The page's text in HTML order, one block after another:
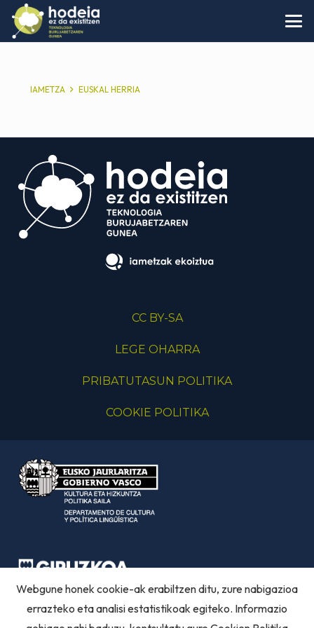
IAMETZA EUSKAL HERRIA
CC BY-SA
LEGE OHARRA
PRIBATUTASUN POLITIKA
COOKIE POLITIKA
Webgune honek cookie-ak erabiltzen ditu, zure nabigazioa
errazteko eta analisi estatistikoak egiteko. Informazio